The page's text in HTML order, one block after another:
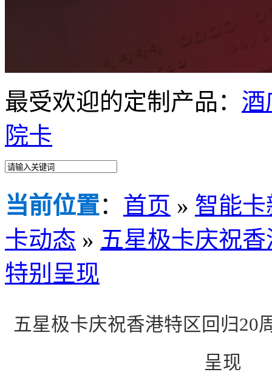
最受欢迎的定制产品： 酒
院卡
当前位置： 首页 » 智能
卡动态 » 五星极卡庆祝
特别呈现
五星极卡庆祝香港特区回归20
呈现